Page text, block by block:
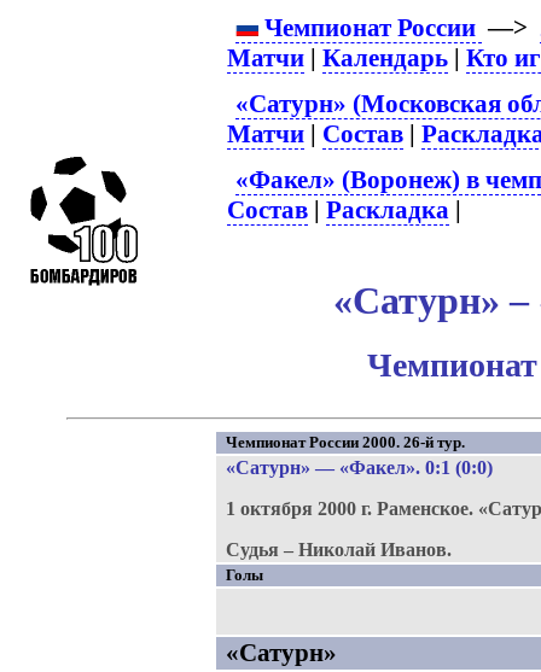
Чемпионат России —>
Матчи |Календарь |Кто
«Сатурн» (Московская
Матчи | Состав |
«Факел» (Воронеж) в
Состав |Раскладка |
«Сатурн»
Чемпионат
Чемпионат России 2000. 26-й тур.
«Сатурн» — «Факел». 0:1 (0:0)
1 октября 2000 г. Раменское.
Судья – Николай Иванов.
Голы
«Сатурн»